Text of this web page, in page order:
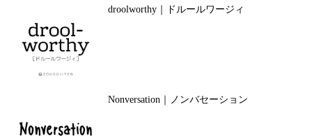
droolworthy｜ドルールワージィ
Nonversation｜ノンバセーション